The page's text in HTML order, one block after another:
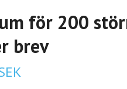
för 200
brev